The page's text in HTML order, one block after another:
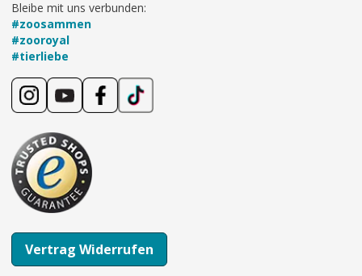
Bleibe mit uns verbunden:
#zoosammen
#zooroyal
#tierliebe
Vertrag Widerrufen